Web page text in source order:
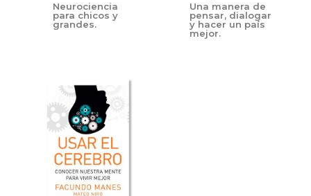
Neurociencia
para chicos y
grandes.
Una manera de
pensar, dialogar
y hacer un país
mejor.